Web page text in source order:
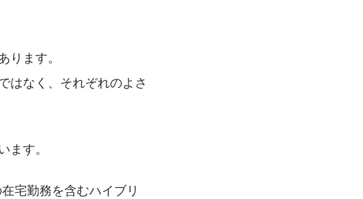
ます。
はなく、それぞれのよさ
す。
宅勤務を含むハイブリ